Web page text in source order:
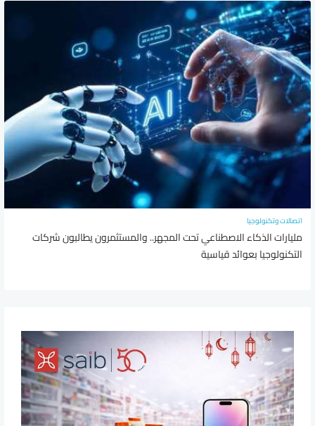
اتصالات وتكنولوجيا
مليارات الذكاء الاصطناعي تحت المجهر.. والمستثمرون يطالبون شركات
التكنولوجيا بعوائد قياسية